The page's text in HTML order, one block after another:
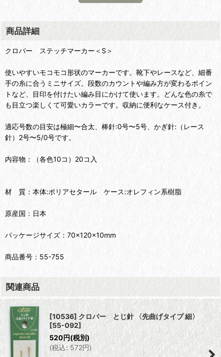
商品詳細
クロバー ステッチマーカー＜S＞
使いやすいモコモコ形状のマーカーです。靴下やレースなど、細番
手の糸に合うミニサイズ。段数のカウントや編み方が変わるポイン
トなど、目印を付けたい編み目にかけて使います。どんな色の糸で
も目立つ楽しくて可愛いカラーです。収納に便利なケース付き。
適応号数の目安は極細〜合太、棒針:0号〜5号、かぎ針:（レース
針）2号〜5/0号です。
内容物：（各色10コ）20コ入
材 質：本体:ポリアセタール ケース:オレフィン系樹脂
原産国：日本
パッケージサイズ：70×120×10mm
商品番号：55-755
関連商品
[10536] クロバー とじ針 〈先曲げタイプ 細〉
[55-092]
520円(税別)
(税込: 572円)